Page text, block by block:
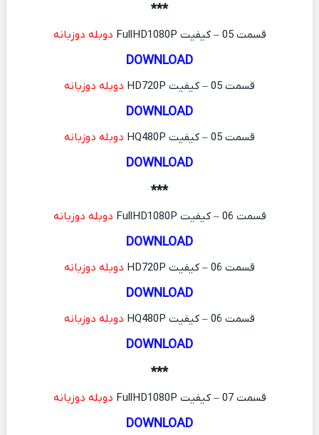
***
قسمت 05 – کیفیت FullHD1080P دوبله دوزبانه
DOWNLOAD
قسمت 05 – کیفیت HD720P دوبله دوزبانه
DOWNLOAD
قسمت 05 – کیفیت HQ480P دوبله دوزبانه
DOWNLOAD
***
قسمت 06 – کیفیت FullHD1080P دوبله دوزبانه
DOWNLOAD
قسمت 06 – کیفیت HD720P دوبله دوزبانه
DOWNLOAD
قسمت 06 – کیفیت HQ480P دوبله دوزبانه
DOWNLOAD
***
قسمت 07 – کیفیت FullHD1080P دوبله دوزبانه
DOWNLOAD